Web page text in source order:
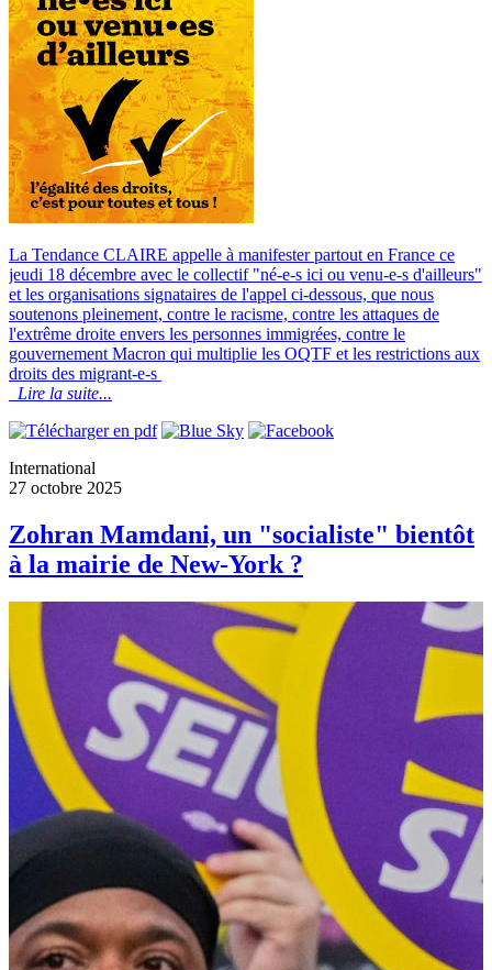
La Tendance CLAIRE appelle à manifester partout en France ce
jeudi 18 décembre avec le collectif "né-e-s ici ou venu-e-s d'ailleurs"
et les organisations signataires de l'appel ci-dessous, que nous
soutenons pleinement, contre le racisme, contre les attaques de
l'extrême droite envers les personnes immigrées, contre le
gouvernement Macron qui multiplie les OQTF et les restrictions aux
droits des migrant-e-s
Lire la suite...
International
27 octobre 2025
Zohran Mamdani, un "socialiste" bientôt
à la mairie de New-York ?